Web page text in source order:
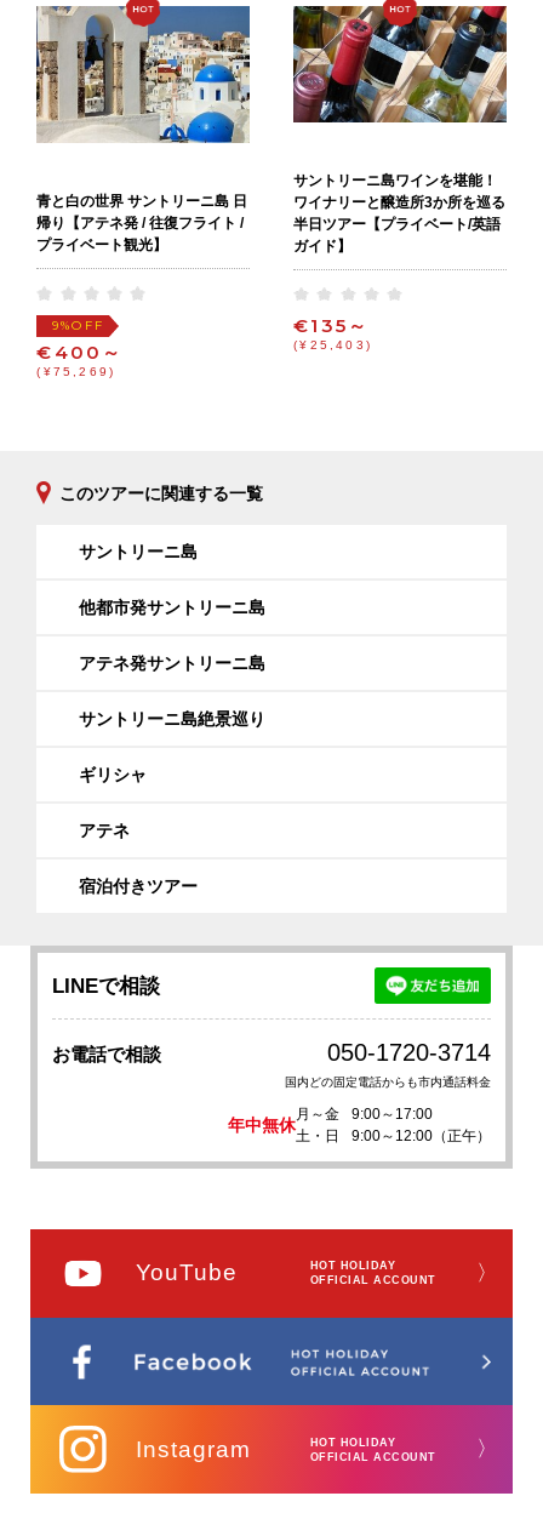
青と白の世界 サントリーニ島 日
帰り【アテネ発 / 往復フライト /
プライベート観光】
9%OFF
€400～
(¥75,269)
サントリーニ島ワインを堪能！
ワイナリーと醸造所3か所を巡る
半日ツアー【プライベート/英語
ガイド】
€135～
(¥25,403)
このツアーに関連する一覧
サントリーニ島
他都市発サントリーニ島
アテネ発サントリーニ島
サントリーニ島絶景巡り
ギリシャ
アテネ
宿泊付きツアー
LINEで相談
お電話で相談 050-1720-3714
国内どの固定電話からも市内通話料金
年中無休
月～金
9:00～17:00
土・日
9:00～12:00（正午）
YouTube
HOT HOLIDAY
OFFICIAL ACCOUNT
〉
Instagram
HOT HOLIDAY
OFFICIAL ACCOUNT
〉